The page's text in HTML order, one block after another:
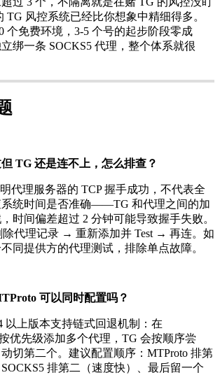
TG 风控系统已经比你想象中精细得多。
个免费环境，3-5 个号的起步阶段零成
绑一条 SOCKS5 代理，整个体系就很
TG 还是连不上，怎么排查？
理服务器的 TCP 握手成功，不代表全
系统时间是否准确——TG 和代理之间的加
时间偏差超过 2 分钟可能导致握手失败。
代理记录 → 重新添加并 Test → 再连。如
同提供方的代理测试，排除单点故障。
可以同时配置吗？
上版本支持链式回退机制：在
按优先级添加多个代理，TG 会按顺序尝
切第二个。建议配置顺序：MTProto 排第
排第二（速度快）、最后留一个